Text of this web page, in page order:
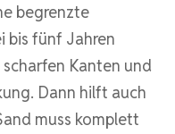
begrenzte
bis fünf Jahren
Kanten und
Dann hilft auch
muss komplett